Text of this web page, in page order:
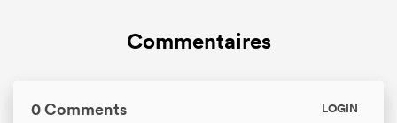
Commentaires
0 Comments LOGIN